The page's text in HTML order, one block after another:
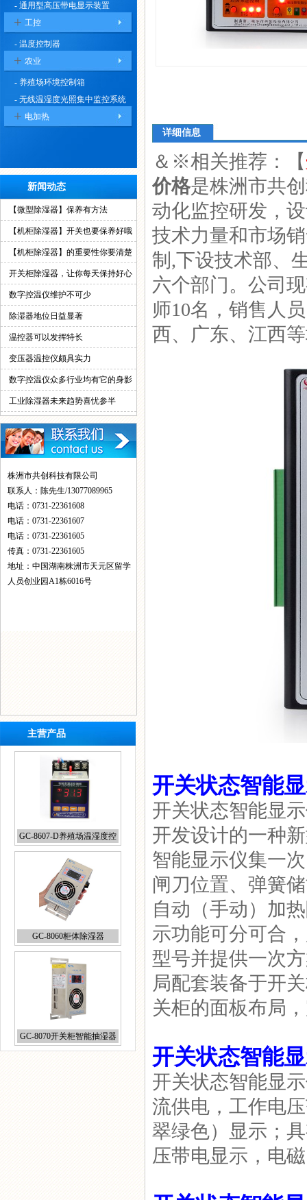
- 通用型高压带电显示装置
+ 工控
- 温度控制器
+ 农业
- 养殖场环境控制箱
- 无线温湿度光照集中监控系统
+ 电加热
新闻动态
【微型除湿器】保养有方法
【机柜除湿器】开关也要保养好哦
【机柜除湿器】的重要性你要清楚
开关柜除湿器，让你每天保持好心
情！
数字控温仪维护不可少
除湿器地位日益显著
温控器可以发挥特长
变压器温控仪颇具实力
数字控温仪众多行业均有它的身影
工业除湿器未来趋势喜忧参半
株洲市共创科技有限公司
联系人：陈先生/13077089965
电话：0731-22361608
电话：0731-22361607
电话：0731-22361605
传真：0731-22361605
地址：中国湖南株洲市天元区留学
人员创业园A1栋6016号
主营产品
GC-8607-D养殖场温湿度控
制器
GC-8060柜体除湿器
GC-8070开关柜智能抽湿器
详细信息
＆※相关推荐：【
价格是株洲市共
动化监控研发，
技术力量和市场
制,下设技术部、
六个部门。公司
师10名，销售人
西、广东、江西
开关状态智能
开关状态智能显
开发设计的一种
智能显示仪集一
闸刀位置、弹簧
自动（手动）加
示功能可分可合
型号并提供一次
局配套装备于开
关柜的面板布局
开关状态智能
开关状态智能显
流供电，工作电
翠绿色）显示；
压带电显示，电